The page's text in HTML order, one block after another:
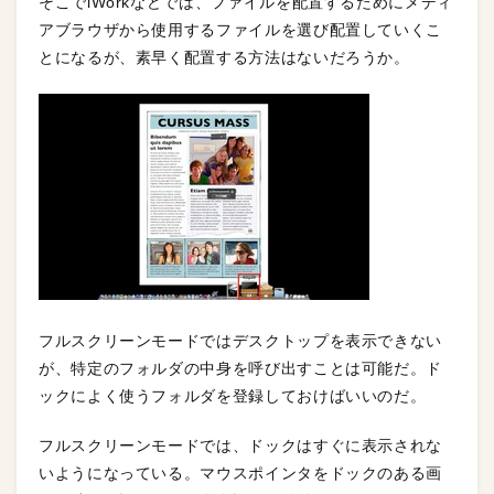
アブラウザから使用するファイルを選び配置していくこ
とになるが、素早く配置する方法はないだろうか。
フルスクリーンモードではデスクトップを表示できない
が、特定のフォルダの中身を呼び出すことは可能だ。ド
ックによく使うフォルダを登録しておけばいいのだ。
フルスクリーンモードでは、ドックはすぐに表示されな
いようになっている。マウスポインタをドックのある画